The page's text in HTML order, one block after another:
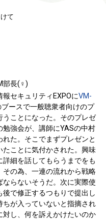
て
部長(♀)
セキュリティEXPOにVM-
ースで一般聴衆者向けのプ
うことになった。そのプレゼ
勉強会が、講師にYASの中村
た。そこでまずプレゼンと
たことに気付かされた。興味
細を話してもらうまでをも
その為、一連の流れから戦略
ならないそうだ。次に実際使
で修正するつもりで提出し
ちが入っていないと指摘され
対し、何を訴えかけたいのか